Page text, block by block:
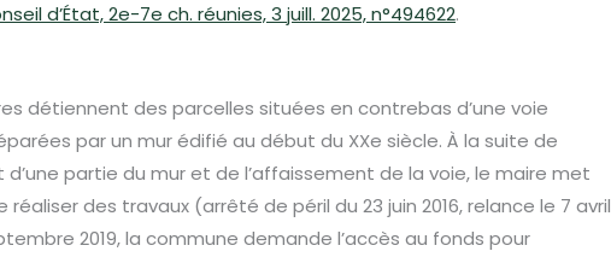
d’État, 2e-7e ch. réunies, 3 juill. 2025, n°494622.
détiennent des parcelles situées en contrebas d’une voie
par un mur édifié au début du XXe siècle. À la suite de
d’une partie du mur et de l’affaissement de la voie, le maire met
des travaux (arrêté de péril du 23 juin 2016, relance le 7 avril
2019, la commune demande l’accès au fonds pour